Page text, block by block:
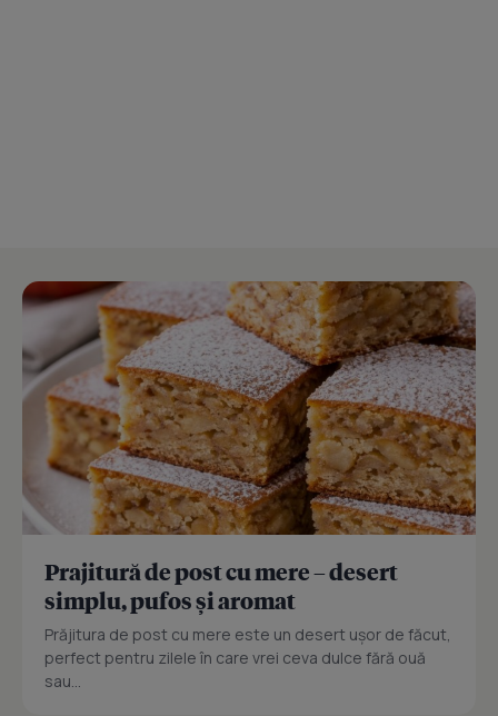
Prajitură de post cu mere – desert
simplu, pufos și aromat
Prăjitura de post cu mere este un desert ușor de făcut,
perfect pentru zilele în care vrei ceva dulce fără ouă
sau...